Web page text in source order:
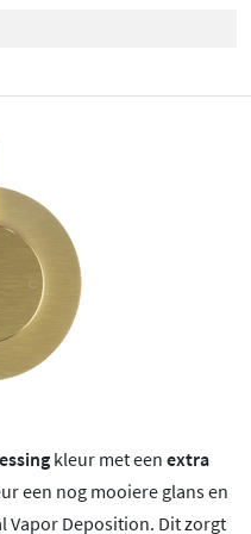
termijn onderhoud of
kleur met een extra
een nog mooiere glans en
Vapor Deposition. Dit zorgt